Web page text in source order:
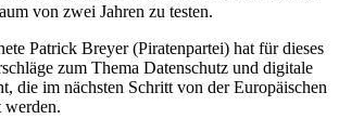
von zwei Jahren zu testen.
Patrick Breyer (Piratenpartei) hat für dieses
zum Thema Datenschutz und digitale
die im nächsten Schritt von der Europäischen